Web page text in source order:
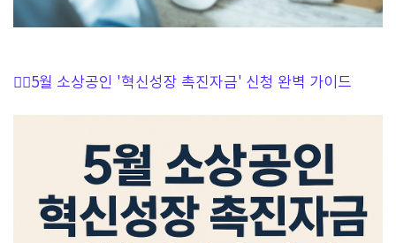
👉🏻5월 소상공인 '혁신성장 촉진자금' 신청 완벽 가이드